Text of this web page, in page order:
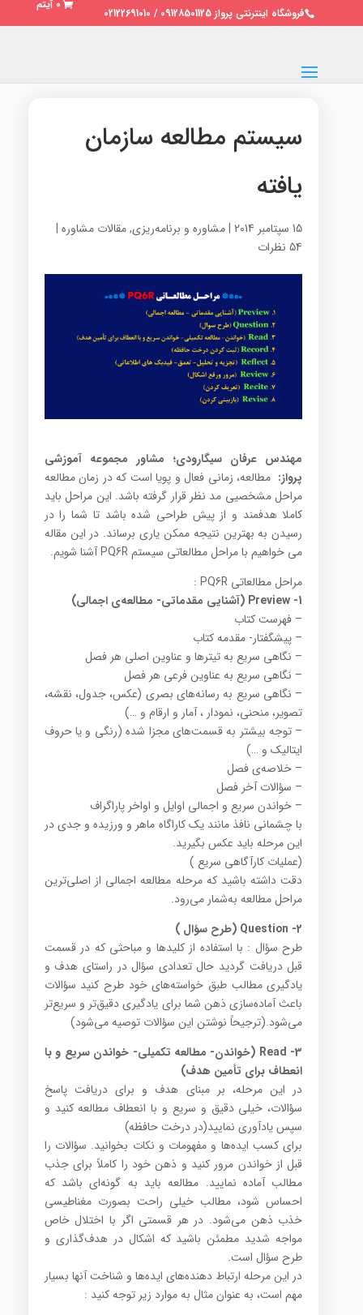
فروشگاه اینترنتی پرواز 09128501125 / 02122691010
0 آیتم
سیستم مطالعه سازمان
یافته
15 سپتامبر 2014 |مشاوره و برنامه‌ریزی,مقالات مشاوره|
54 نظرات
مهندس عرفان سیگارودی؛ مشاور مجموعه آموزشی
پرواز: مطالعه، زمانی فعال و پویا است که در زمان مطالعه
مراحل مشخصیی مد نظر قرار گرفته باشد. این مراحل باید
کاملا هدفمند و از پیش طراحی شده باشد تا شما را در
رسیدن به بهترین نتیجه ممکن یاری برساند. در این مقاله
می خواهیم با مراحل مطالعاتی سیستم PQ6R آشنا شویم.
مراحل مطالعاتی PQ6R :
1- Preview (آشنایی مقدماتی- مطالعه‌ی اجمالی)
– فهرست کتاب
– پیشگفتار- مقدمه کتاب
– نگاهی سریع به تیترها و عناوین اصلی هر فصل
– نگاهی سریع به عناوین فرعی هر فصل
– نگاهی سریع به رسانه‌های بصری (عکس، جدول، نقشه،
تصویر، منحنی، نمودار ، آمار و ارقام و …)
– توجه بیشتر به قسمت‌های مجزا شده (رنگی و یا حروف
ایتالیک و …)
– خلاصه‌ی فصل
– سؤالات آخر فصل
– خواندن سریع و اجمالی اوایل و اواخر پاراگراف
با چشمانی نافذ مانند یک کاراگاه ماهر و ورزیده و جدی در
این مرحله باید عکس بگیرید.
(عملیات کارآگاهی سریع )
دقت داشته باشید که مرحله‌ مطالعه‌ اجمالی از اصلی‌ترین
مراحل مطالعه به‌شمار می‌رود.
2- Question (طرح سؤال )
طرح سؤال : با استفاده از کلیدها و مباحثی که در قسمت
قبل دریافت گردید حال تعدادی سؤال در راستای هدف و
یادگیری مطالب طبق خواسته‌های خود طرح کنید سؤالات
باعث آماده‌سازی ذهن شما برای یادگیری دقیق‌تر و سریع‌تر
می‌شود.(ترجیحاً نوشتن این سؤالات توصیه می‌شود)
3- Read (خواندن- مطالعه تکمیلی- خواندن سریع و با
انعطاف برای تأمین هدف)
در این مرحله، بر مبنای هدف و برای دریافت پاسخ
سؤالات، خیلی دقیق و سریع و با انعطاف مطالعه کنید و
سپس یادآوری نمایید(در درخت حافظه)
برای کسب ایده‌ها و مفهومات و نکات بخوانید. سؤالات را
قبل از خواندن مرور کنید و ذهن خود را کاملاً برای جذب
مطالب آماده نمایید. مطالعه باید به گونه‌ای باشد که
احساس شود، مطالب خیلی راحت بصورت مغناطیسی
خذب ذهن می‌شود. در هر قسمتی اگر با اختلال خاص
مواجه شدید مطمئن باشید که اشکال در هدف‌گذاری و
طرح سؤال است.
در این مرحله ارتباط دهنده‌های ایده‌ها و شناخت آنها بسیار
مهم است، به عنوان مثال به موارد زیر توجه کنید :